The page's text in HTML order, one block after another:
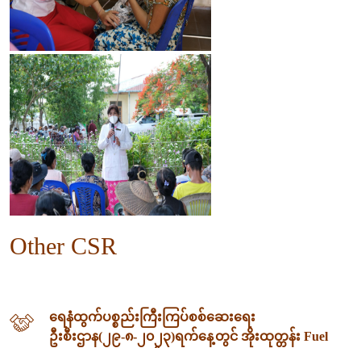
Other CSR
ရေနံထွက်ပစ္စည်းကြီးကြပ်စစ်ဆေးရေး
ဦးစီးဌာန(၂၉-၈-၂၀၂၃)ရက်နေ့တွင် အိုးထုတ္တန်း Fuel